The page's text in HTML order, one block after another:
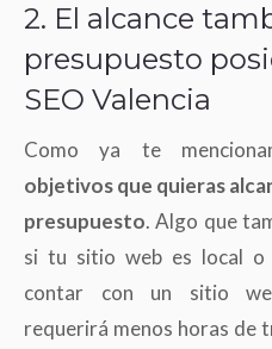
2. El alcance
presupuesto
SEO Valencia
Como ya te
objetivos que quieras
presupuesto. Algo que
si tu sitio web es local o
contar con un sitio
requerirá menos horas de